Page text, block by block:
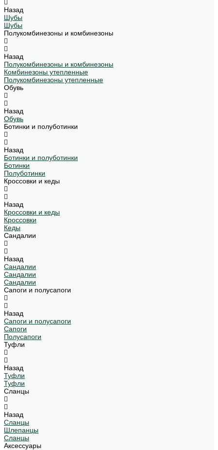
Назад
Шубы
Шубы
Полукомбинезоны и комбинезоны
Назад
Полукомбинезоны и комбинезоны
Комбинезоны утепленные
Полукомбинезоны утепленные
Обувь
Назад
Обувь
Ботинки и полуботинки
Назад
Ботинки и полуботинки
Ботинки
Полуботинки
Кроссовки и кеды
Назад
Кроссовки и кеды
Кроссовки
Кеды
Сандалии
Назад
Сандалии
Сандалии
Сандалии
Сапоги и полусапоги
Назад
Сапоги и полусапоги
Сапоги
Полусапоги
Туфли
Назад
Туфли
Туфли
Сланцы
Назад
Сланцы
Шлепанцы
Сланцы
Аксессуары